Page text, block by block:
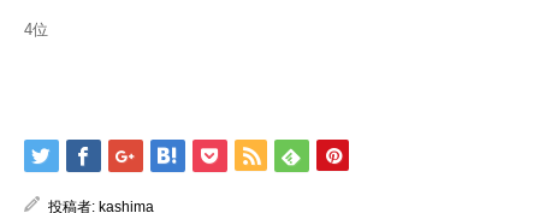
4位
投稿者: kashima